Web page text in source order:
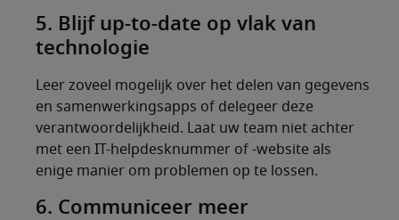
5. Blijf up-to-date op vlak van
technologie
Leer zoveel mogelijk over het delen van gegevens
en samenwerkingsapps of delegeer deze
verantwoordelijkheid. Laat uw team niet achter
met een IT-helpdesknummer of -website als
enige manier om problemen op te lossen.
6. Communiceer meer